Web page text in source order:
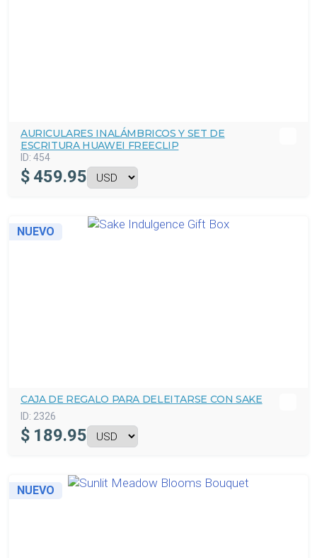
AURICULARES INALÁMBRICOS Y SET DE
ESCRITURA HUAWEI FREECLIP
ID: 454
$ 459.95
NUEVO
CAJA DE REGALO PARA DELEITARSE CON SAKE
ID: 2326
$ 189.95
NUEVO